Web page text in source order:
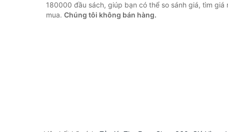
180000 đầu sách, giúp bạn có thể so sánh giá, tìm giá
mua. Chúng tôi không bán hàng.